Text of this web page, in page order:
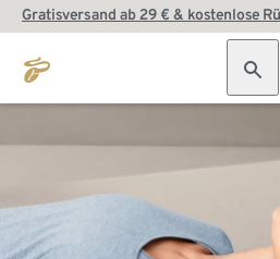
Gratisversand ab 29 € & kostenlose